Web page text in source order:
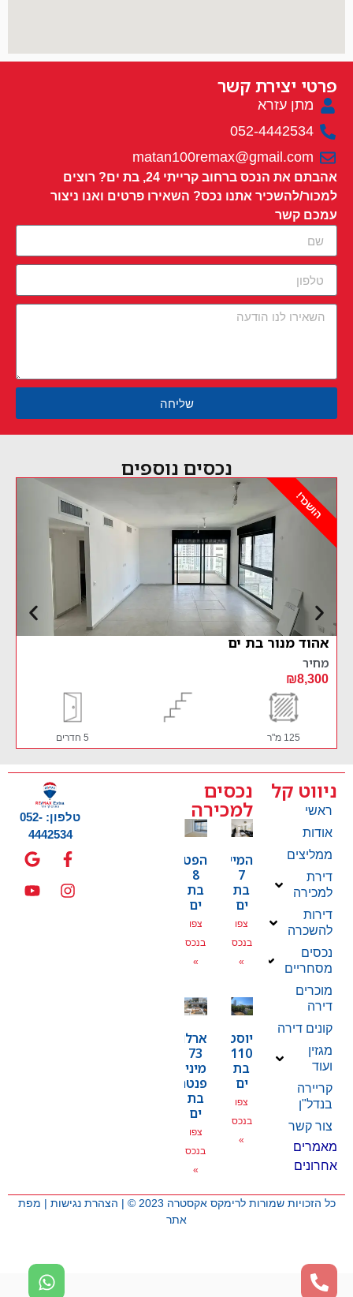
פרטי יצירת קשר
מתן עזרא
052-4442534
matan100remax@gmail.com
אהבתם את הנכס ברחוב קרייתי 24, בת ים? רוצים
למכור/להשכיר אתנו נכס? השאירו פרטים ואנו ניצור
עמכם קשר
שליחה
נכסים נוספים
הושכר!
אוסקר שינדלר 6 בת ים – השכרה
ניווט קל
ראשי
אודות
ממליצים
דירת
למכירה
דירות
להשכרה
נכסים
מסחריים
מוכרים
דירה
קונים דירה
מגזין
ועוד
קריירה
בנדל"ן
צור קשר
מאמרים
אחרונים
נכסים
למכירה
המייסדים
7
בת
ים
צפו
בנכס
»
הפטמן
8
בת
ים
צפו
בנכס
»
יוסטפל
110
בת
ים
צפו
בנכס
»
ארלוזרוב
73
מיני
פנטהאוז
בת
ים
צפו
בנכס
»
טלפון: 052-
4442534
כל הזכויות שמורות לרימקס אקסטרה 2023 © | הצהרת נגישות | מפת
אתר